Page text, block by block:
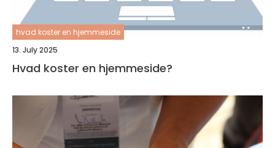
hvad koster en hjemmeside
13. July 2025
Hvad koster en hjemmeside?